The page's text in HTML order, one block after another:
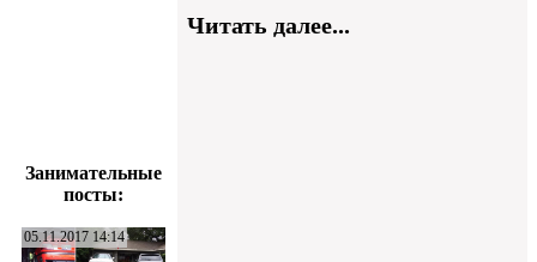
Занимательные
посты:
05.11.2017 14:14
Читать далее...